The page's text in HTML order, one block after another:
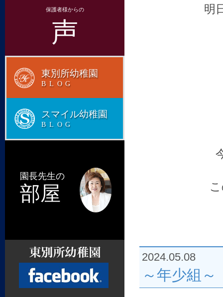
明
2024.05.08
～年少組～
保護者様からの
声
東別所幼稚園
BLOG
スマイル幼稚園
BLOG
園長先生の
部屋